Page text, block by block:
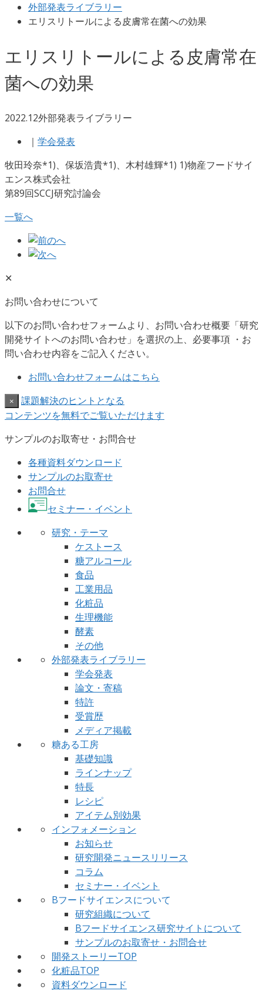
外部発表ライブラリー
エリスリトールによる皮膚常在菌への効果
エリスリトールによる皮膚常在
菌への効果
2022.12外部発表ライブラリー
｜ 学会発表
牧田玲奈*1)、保坂浩貴*1)、木村雄輝*1) 1)物産フードサイ
エンス株式会社
第89回SCCJ研究討論会
一覧へ
✕
お問い合わせについて
以下のお問い合わせフォームより、お問い合わせ概要「研究
開発サイトへのお問い合わせ」を選択の上、必要事項 ・お
問い合わせ内容をご記入ください。
お問い合わせフォームはこちら
×
課題解決のヒントとなる
コンテンツを無料でご覧いただけます
サンプルのお取寄せ・お問合せ
各種資料ダウンロード
サンプルのお取寄せ
お問合せ
セミナー・イベント
研究・テーマ
ケストース
糖アルコール
食品
工業用品
化粧品
生理機能
酵素
その他
外部発表ライブラリー
学会発表
論文・寄稿
特許
受賞歴
メディア掲載
糖ある工房
基礎知識
ラインナップ
特長
レシピ
アイテム別効果
インフォメーション
お知らせ
研究開発ニュースリリース
コラム
セミナー・イベント
Bフードサイエンスについて
研究組織について
Bフードサイエンス研究サイトについて
サンプルのお取寄せ・お問合せ
開発ストーリーTOP
化粧品TOP
資料ダウンロード